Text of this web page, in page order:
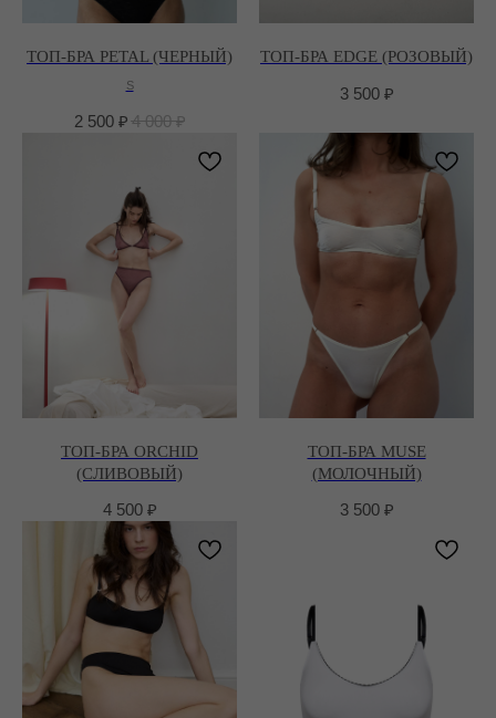
ТОП-БРА PETAL (ЧЕРНЫЙ)
S
2 500 ₽ 4 000 ₽
ТОП-БРА EDGE (РОЗОВЫЙ)
3 500 ₽
ТОП-БРА ORCHID
(СЛИВОВЫЙ)
4 500 ₽
ТОП-БРА MUSE
(МОЛОЧНЫЙ)
3 500 ₽